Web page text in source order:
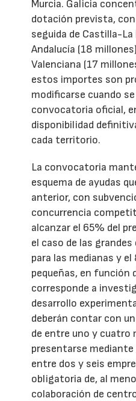
Murcia. Galicia
dotación prevista,
seguida de Castilla-
Andalucía (18
Valenciana (17
estos importes son
modificarse cuando
convocatoria oficial,
disponibilidad
cada territorio.
La convocatoria
esquema de ayudas
anterior, con
concurrencia
alcanzar el 65% del
el caso de las
para las medianas y
pequeñas, en función
corresponde a
desarrollo
deberán contar con
de entre uno y cuatro
presentarse mediante
entre dos y seis
obligatoria de, al
colaboración de